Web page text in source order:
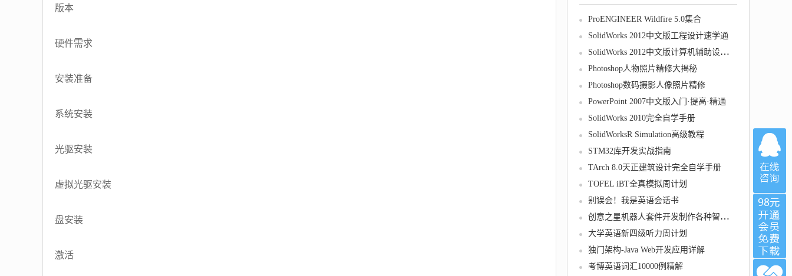
版本
硬件需求
安装准备
系统安装
光驱安装
虚拟光驱安装
盘安装
激活
ProENGINEER Wildfire 5.0集合
SolidWorks 2012中文版工程设计速学通
SolidWorks 2012中文版计算机辅助设计教程
Photoshop人物照片精修大揭秘
Photoshop数码摄影人像照片精修
PowerPoint 2007中文版入门·提高·精通
SolidWorks 2010完全自学手册
SolidWorksR Simulation高级教程
STM32库开发实战指南
TArch 8.0天正建筑设计完全自学手册
TOFEL iBT全真模拟周计划
别误会！我是英语会话书
创意之星机器人套件开发制作各种智能机器人的方法和技巧
大学英语新四级听力周计划
独门架构-Java Web开发应用详解
考博英语词汇10000例精解